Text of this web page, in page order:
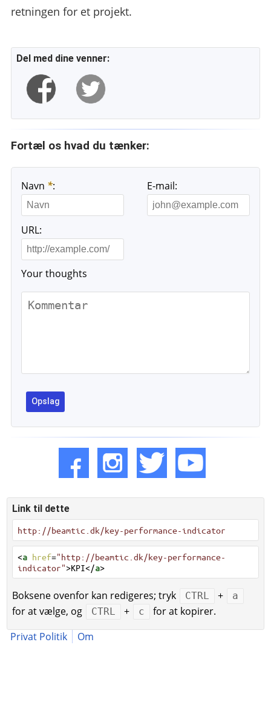
retningen for et projekt.
Del med dine venner:
Fortæl os hvad du tænker:
Navn *: E-mail:
URL:
Your thoughts
Link til dette
http://beamtic.dk/key-performance-indicator
<a href="http://beamtic.dk/key-performance-
indicator">KPI</a>
Boksene ovenfor kan redigeres; tryk CTRL + a
for at vælge, og CTRL + c
for at kopirer.
Privat Politik
Om